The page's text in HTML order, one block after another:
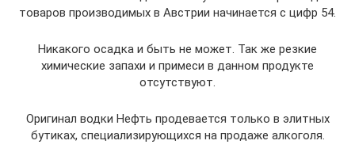
товаров производимых в Австрии начинается с цифр 54.
Никакого осадка и быть не может. Так же резкие
химические запахи и примеси в данном продукте
отсутствуют.
Оригинал водки Нефть продевается только в элитных
бутиках, специализирующихся на продаже алкоголя.